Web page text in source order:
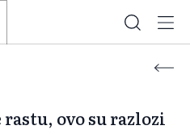
ovo su razlozi